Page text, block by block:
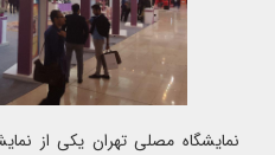
نمایشگاه مصلی تهران یکی از